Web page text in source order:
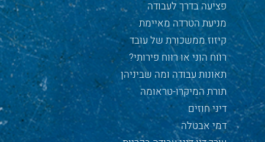
פציעה בדרך לעבודה
מניעת הטרדה מאיימת
קיזוז ממשכורת של עובד
רווח הוני או רווח פירותי?
תאונות עבודה ומה שביניהן
תורת המיקרו-טראומה
דיני חוזים
דמי אבטלה